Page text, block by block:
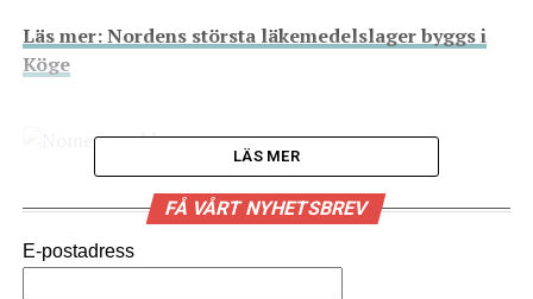
Läs mer:Nordens största läkemedelslager byggs i
Köge
LÄS MER
FÅ VÅRT NYHETSBREV
E-postadress